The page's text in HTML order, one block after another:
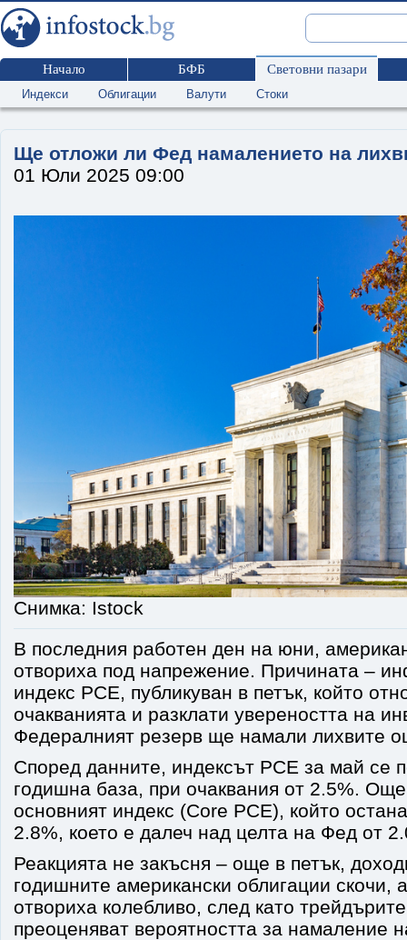
Начало БФБ Световни пазари
Индекси Облигации Валути Стоки
Ще отложи ли Фед намалението на
01 Юли 2025 09:00
Снимка: Istock
В последния работен ден на юни,
отвориха под напрежение. Причината –
индекс PCE, публикуван в петък, който
очакванията и разклати увереността на
Федералният резерв ще намали лихвите
Според данните, индексът PCE за май се
годишна база, при очаквания от 2.5%.
основният индекс (Core PCE), който
2.8%, което е далеч над целта на Фед от
Реакцията не закъсня – още в петък,
годишните американски облигации скочи,
отвориха колебливо, след като
преоценяват вероятността за намаление